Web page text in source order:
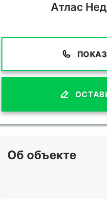
Атлас
Об объекте